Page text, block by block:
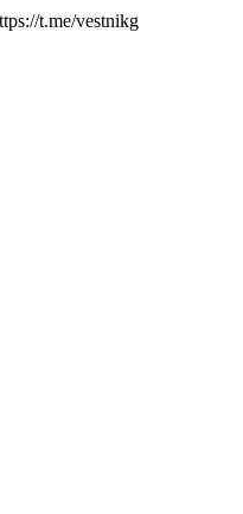
t.me/vestnikg